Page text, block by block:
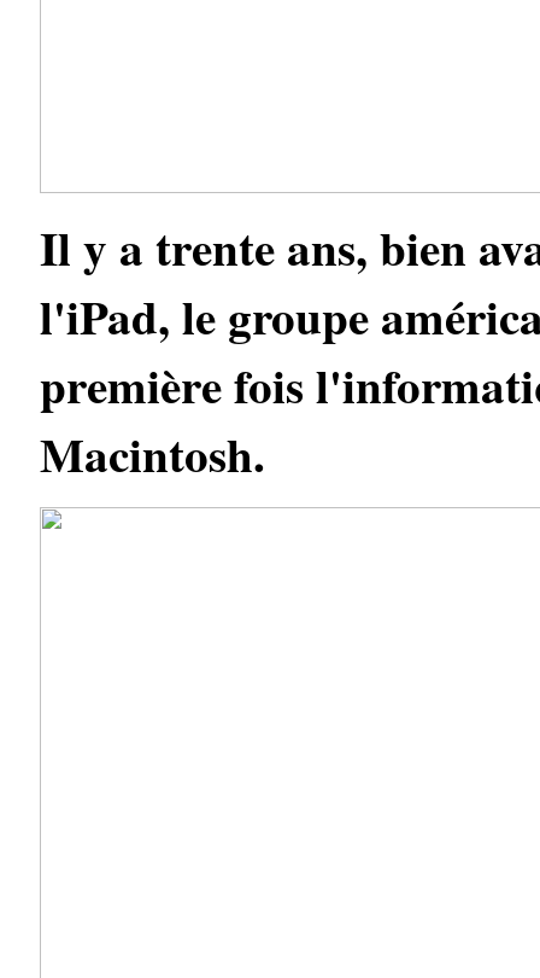
Il y a trente ans, bien
l'iPad, le groupe
première fois
Macintosh.